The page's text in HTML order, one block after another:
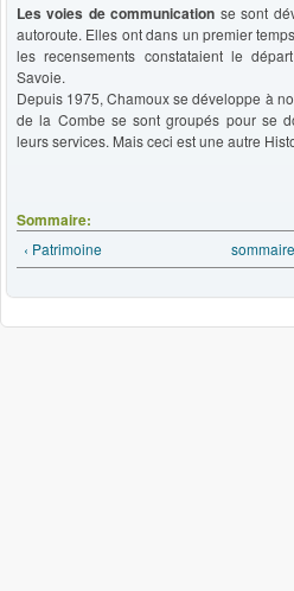
Les voies de communication se sont
autoroute. Elles ont dans un premier
les recensements constataient le
Savoie.
Depuis 1975, Chamoux se développe à
de la Combe se sont groupés pour se
leurs services. Mais ceci est une autre
Sommaire:
‹ Patrimoine sommaire